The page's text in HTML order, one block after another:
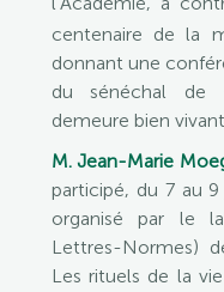
centenaire de la
donnant une
du sénéchal de
demeure bien
M. Jean-Marie
participé, du 7 au
organisé par le
Lettres-Normes)
Les rituels de la